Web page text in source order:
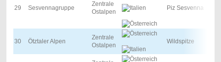
29 Sesvennagruppe
Zentrale
Ostalpen
Piz Sesvenna
30 Ötztaler Alpen
Zentrale
Ostalpen
Wildspitze